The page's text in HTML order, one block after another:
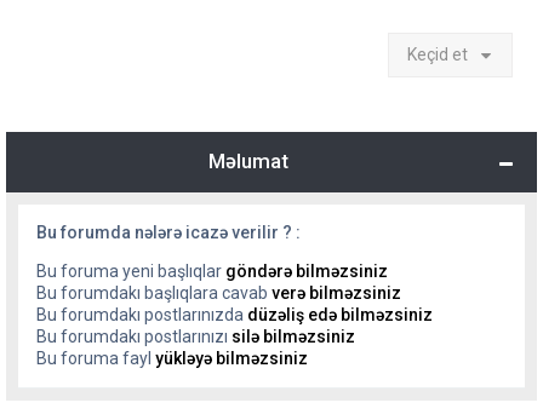
Keçid et
Məlumat
Bu forumda nələrə icazə verilir ? :
Bu foruma yeni başlıqlar göndərə bilməzsiniz
Bu forumdakı başlıqlara cavab verə bilməzsiniz
Bu forumdakı postlarınızda düzəliş edə bilməzsiniz
Bu forumdakı postlarınızı silə bilməzsiniz
Bu foruma fayl yükləyə bilməzsiniz